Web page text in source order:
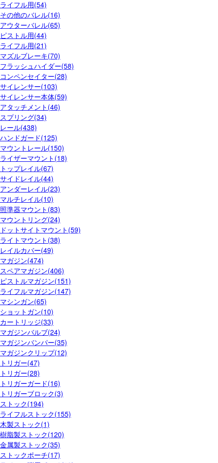
ライフル用(54)
その他のバレル(16)
アウターバレル(65)
ピストル用(44)
ライフル用(21)
マズルブレーキ(70)
フラッシュハイダー(58)
コンペンセイター(28)
サイレンサー(103)
サイレンサー本体(59)
アタッチメント(46)
スプリング(34)
レール(438)
ハンドガード(125)
マウントレール(150)
ライザーマウント(18)
トップレイル(67)
サイドレイル(44)
アンダーレイル(23)
マルチレイル(10)
照準器マウント(83)
マウントリング(24)
ドットサイトマウント(59)
ライトマウント(38)
レイルカバー(49)
マガジン(474)
スペアマガジン(406)
ピストルマガジン(151)
ライフルマガジン(147)
マシンガン(65)
ショットガン(10)
カートリッジ(33)
マガジンバルブ(24)
マガジンバンパー(35)
マガジンクリップ(12)
トリガー(47)
トリガー(28)
トリガーガード(16)
トリガーブロック(3)
ストック(194)
ライフルストック(155)
木製ストック(1)
樹脂製ストック(120)
金属製ストック(35)
ストックポーチ(17)